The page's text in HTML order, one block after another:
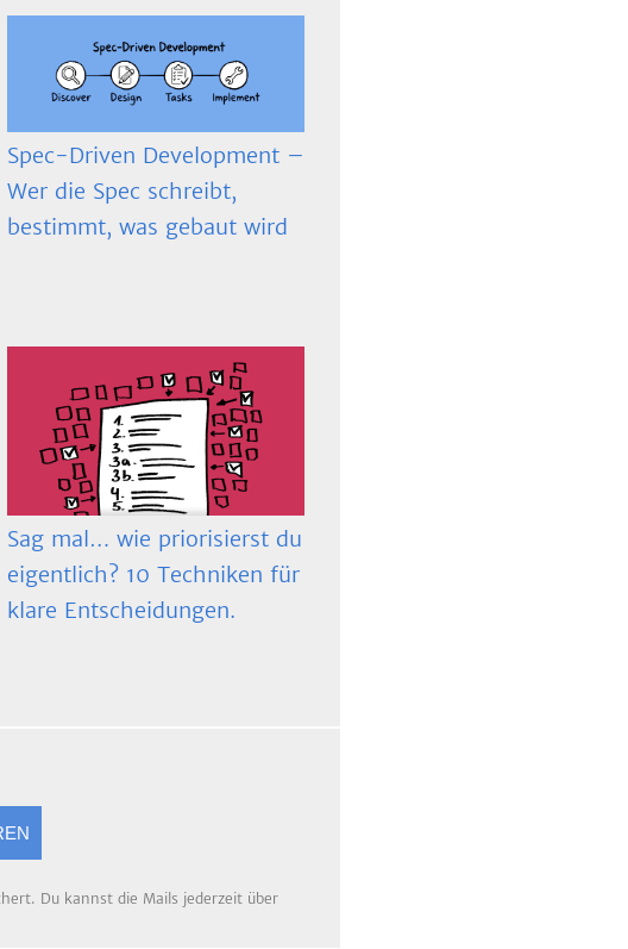
Spec-Driven Development –
Wer die Spec schreibt,
bestimmt, was gebaut wird
Sag mal… wie priorisierst du
eigentlich? 10 Techniken für
klare Entscheidungen.
Du kannst die Mails jederzeit über